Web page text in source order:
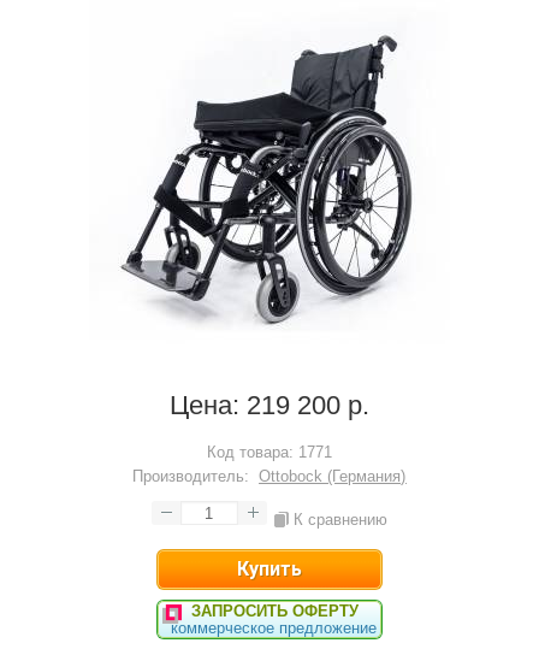
Цена: 219 200 р.
Код товара: 1771
Производитель:
Ottobock (Германия)
К сравнению
ЗАПРОСИТЬ ОФЕРТУ
коммерческое предложение